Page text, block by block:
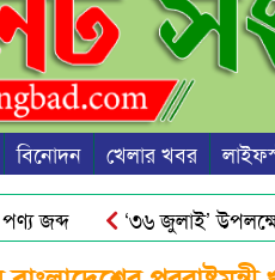
বিনোদন খেলার খবর
জব্দ ‘৩৬ জুলাই’ উপলক্ষে